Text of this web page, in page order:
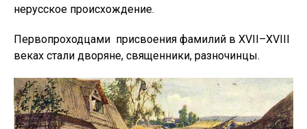
нерусское происхождение.
Первопроходцами присвоения фамилий в XVII–XVIII
веках стали дворяне, священники, разночинцы.